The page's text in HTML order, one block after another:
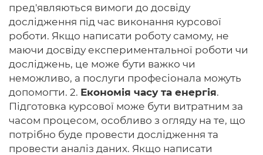
пред'являються вимоги до досвіду
дослідження під час виконання курсової
роботи. Якщо написати роботу самому, не
маючи досвіду експериментальної роботи чи
досліджень, це може бути важко чи
неможливо, а послуги професіонала можуть
допомогти. 2. Економія часу та енергія.
Підготовка курсової може бути витратним за
часом процесом, особливо з огляду на те, що
потрібно буде провести дослідження та
провести аналіз даних. Якщо написати